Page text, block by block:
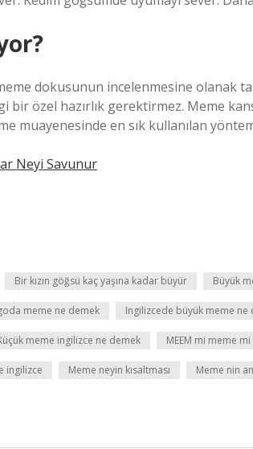
dokusunun incelenmesine olanak
bir özel hazırlık gerektirmez. Meme
muayenesinde en sık kullanılan
Neyi Savunur
Bir kızın göğsü kaç yaşına kadar büyür Büyük
meme ne demek Ingilizcede büyük meme ne
meme ingilizce ne demek MEEM mi meme mi
ingilizce Meme neyin kısaltması Meme nin